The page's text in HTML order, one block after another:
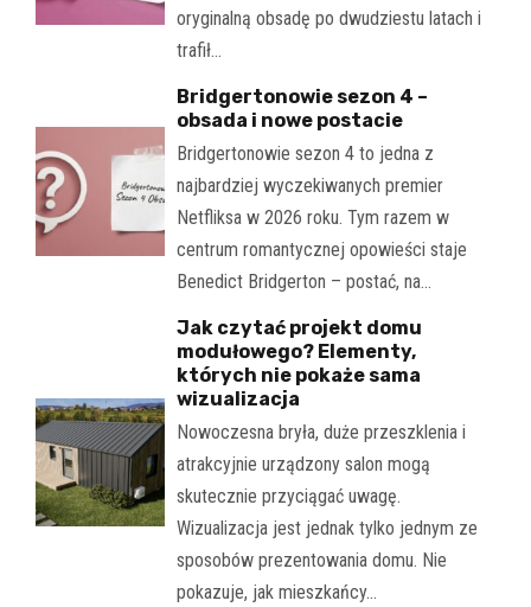
oryginalną obsadę po dwudziestu latach i
trafił…
Bridgertonowie sezon 4 –
obsada i nowe postacie
Bridgertonowie sezon 4 to jedna z
najbardziej wyczekiwanych premier
Netfliksa w 2026 roku. Tym razem w
centrum romantycznej opowieści staje
Benedict Bridgerton – postać, na…
Jak czytać projekt domu
modułowego? Elementy,
których nie pokaże sama
wizualizacja
Nowoczesna bryła, duże przeszklenia i
atrakcyjnie urządzony salon mogą
skutecznie przyciągać uwagę.
Wizualizacja jest jednak tylko jednym ze
sposobów prezentowania domu. Nie
pokazuje, jak mieszkańcy…